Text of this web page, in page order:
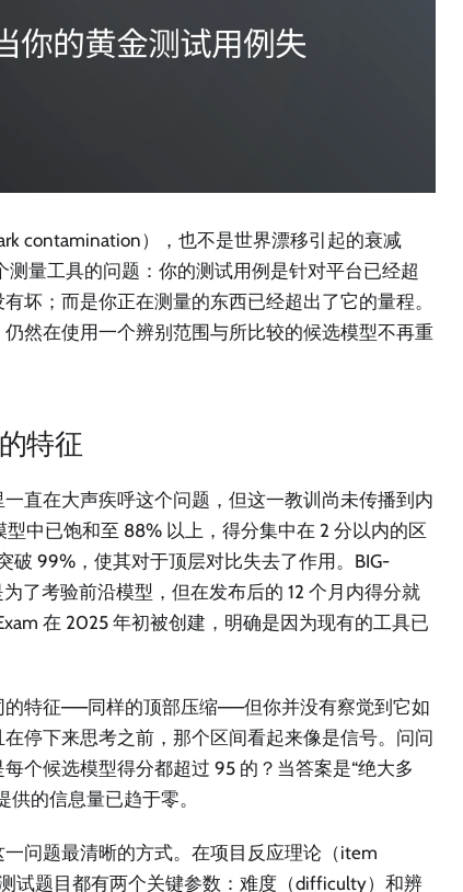
contamination），也不是世界漂移引起的衰减
测量工具的问题：你的测试用例是针对平台已经超
坏；而是你正在测量的东西已经超出了它的量程。
然在使用一个辨别范围与所比较的候选模型不再重
特征
直在大声疾呼这个问题，但这一教训尚未传播到内
中已饱和至 88% 以上，得分集中在 2 分以内的区
破 99%，使其对于顶层对比失去了作用。BIG-
了考验前沿模型，但在发布后的 12 个月内得分就
在 2025 年初被创建，明确是因为现有的工具已
特征——同样的顶部压缩——但你并没有察觉到它如
停下来思考之前，那个区间看起来像是信号。问问
个候选模型得分都超过 95 的？当答案是“绝大多
的信息量已趋于零。
问题最清晰的方式。在项目反应理论（item
试题目都有两个关键参数：难度（difficulty）和辨